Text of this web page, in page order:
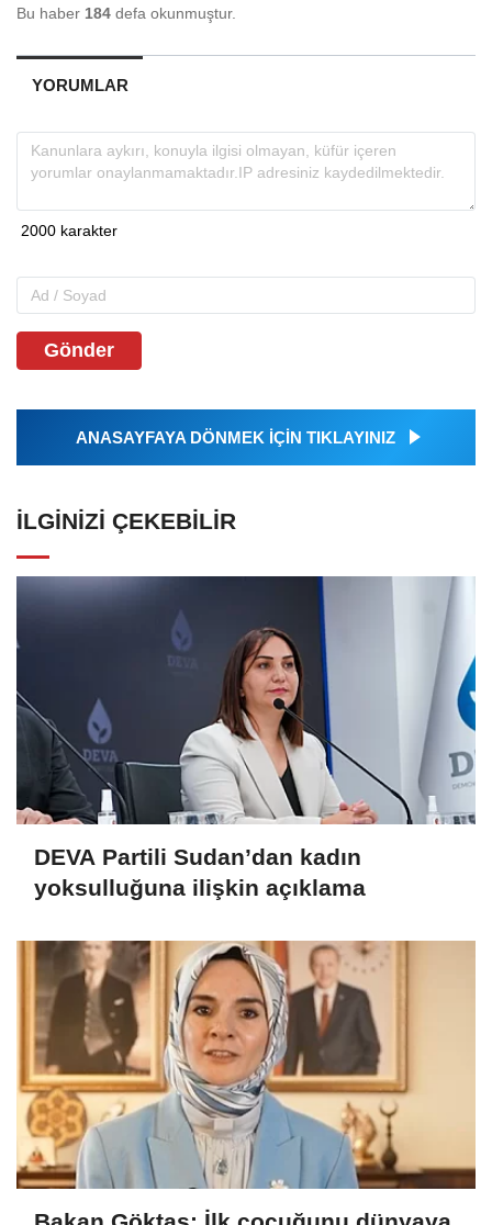
Bu haber 184 defa okunmuştur.
YORUMLAR
Gönder
ANASAYFAYA DÖNMEK İÇİN TIKLAYINIZ
İLGINIZI ÇEKEBILIR
DEVA Partili Sudan’dan kadın
yoksulluğuna ilişkin açıklama